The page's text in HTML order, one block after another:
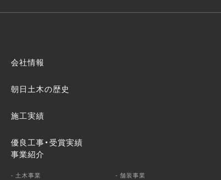
会社情報
朝日土木の歴史
施工実績
優良工事・受賞実績
事業紹介
- 土木事業 - 舗装事業